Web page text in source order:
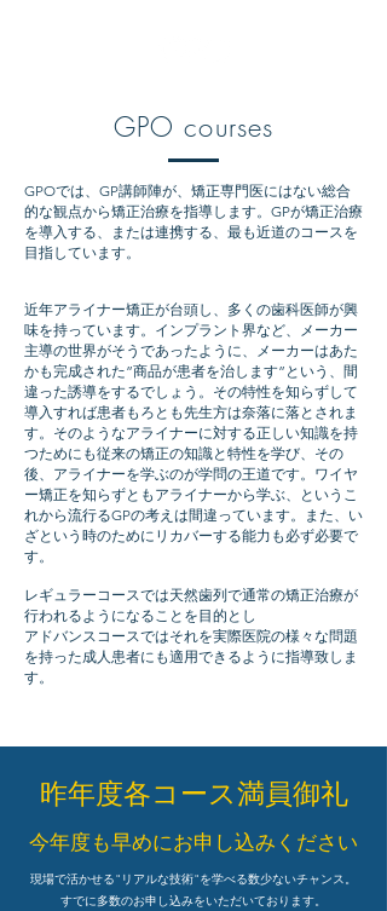
GPO courses
GPOでは、GP講師陣が、矯正専門医にはない総合
的な観点から矯正治療を指導します。GPが矯正治療
を導入する、または連携する、最も近道のコースを
目指しています。
近年アライナー矯正が台頭し、多くの歯科医師が興
味を持っています。インプラント界など、メーカー
主導の世界がそうであったように、メーカーはあた
かも完成された”商品が患者を治します”という、間
違った誘導をするでしょう。その特性を知らずして
導入すれば患者もろとも先生方は奈落に落とされま
す。そのようなアライナーに対する正しい知識を持
つためにも従来の矯正の知識と特性を学び、その
後、アライナーを学ぶのが学問の王道です。ワイヤ
ー矯正を知らずともアライナーから学ぶ、というこ
れから流行るGPの考えは間違っています。また、い
ざという時のためにリカバーする能力も必ず必要で
す。
レギュラーコースでは天然歯列で通常の矯正治療が
行われるようになることを目的とし
アドバンスコースではそれを実際医院の様々な問題
を持った成人患者にも適用できるように指導致しま
す。
​昨年度各コース満員御礼
​今年度も早めにお申し込みください
現場で活かせる"リアルな技術"を学べる数少ないチャンス。
すでに多数のお申し込みをいただいております。